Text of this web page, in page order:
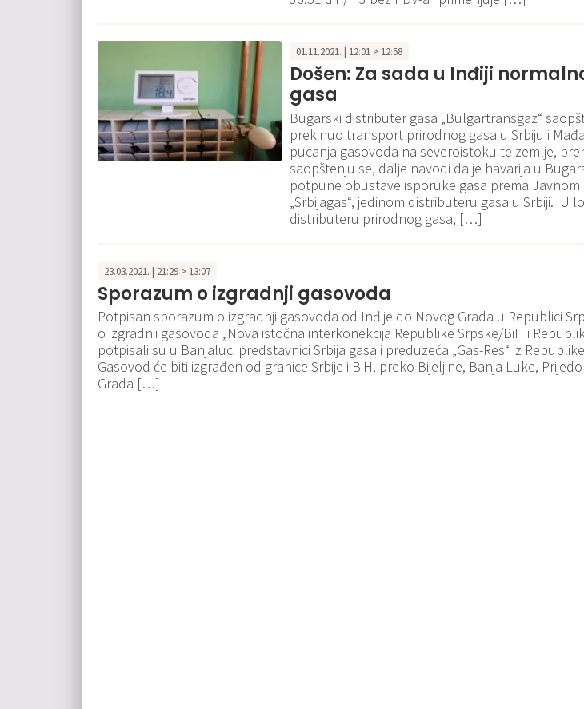
01.11.2021. | 12:01 > 12:58
Došen: Za sada u Inđiji
gasa
Bugarski distributer gasa „Bulgartransgaz“
prekinuo transport prirodnog gasa u Srbiju i
pucanja gasovoda na severoistoku te zemlje,
saopštenju se, dalje navodi da je havarija u
potpune obustave isporuke gasa prema Javnom
„Srbijagas“, jedinom distributeru gasa u Srbiji. U
distributeru prirodnog gasa, […]
23.03.2021. | 21:29 > 13:07
Sporazum o izgradnji gasovoda
Potpisan sporazum o izgradnji gasovoda od Inđije do Novog Grada u Republici
o izgradnji gasovoda „Nova istočna interkonekcija Republike Srpske/BiH i
potpisali su u Banjaluci predstavnici Srbija gasa i preduzeća „Gas-Res“ iz
Gasovod će biti izgrađen od granice Srbije i BiH, preko Bijeljine, Banja Luke,
Grada […]